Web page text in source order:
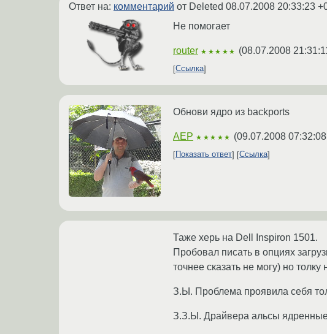
Ответ на: комментарий от Deleted 08.07.2008 20:33:23
Не помогает
router ★★★★★ (08.07.2008
Ссылка
Обнови ядро из backports
AEP ★★★★★ (09.07.2008
Показать ответ Ссылка
Таже херь на Dell Inspiron 1501.
Пробовал писать в опциях
точнее сказать не могу) но толку
З.Ы. Проблема проявила себя
З.З.Ы. Драйвера альсы